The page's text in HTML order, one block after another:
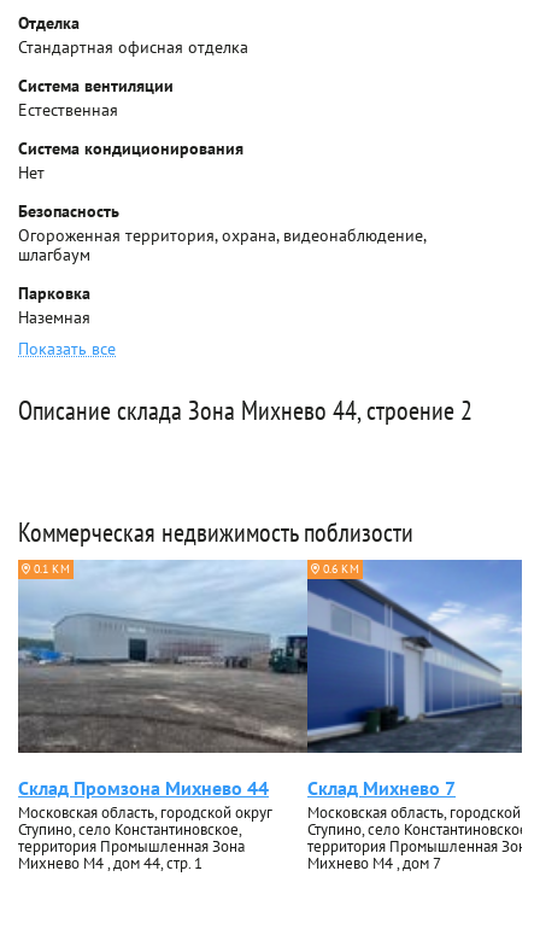
Отделка
Стандартная офисная отделка
Система вентиляции
Естественная
Система кондиционирования
Нет
Безопасность
Огороженная территория, охрана, видеонаблюдение,
шлагбаум
Парковка
Наземная
Показать все
Описание склада Зона Михнево 44, строение 2
Коммерческая недвижимость поблизости
0.1 КМ
Склад Промзона Михнево 44
Московская область, городской округ
Ступино, село Константиновское,
территория Промышленная Зона
Михнево М4 , дом 44, стр. 1
0.6 КМ
Склад Михнево 7
Московская область, городской
Ступино, село Константиновское,
территория Промышленная Зона
Михнево М4 , дом 7